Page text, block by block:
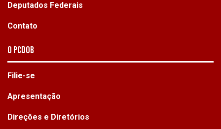
Deputados Federais
Contato
O PCdoB
Filie-se
Apresentação
Direções e Diretórios